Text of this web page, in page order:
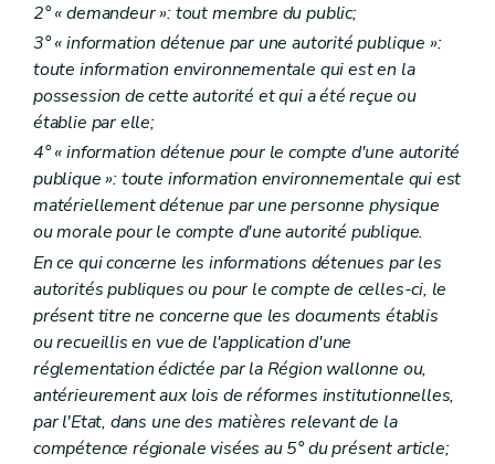
Chapitre VII Incidences transfrontières
Art. R 83
Art. R 84
Art. R 85
Chapitre VIII Dispositions abrogatoires et transitoires
Art. R 86
Partie VI Conventions environnementales
Annexe
Annexe
Annexe
Annexe
Annexe
2° « demandeur »: tout membre du public;
3° « information détenue par une autorité publique »:
toute information environnementale qui est en la
possession de cette autorité et qui a été reçue ou
établie par elle;
4° « information détenue pour le compte d'une autorité
publique »: toute information environnementale qui est
matériellement détenue par une personne physique
ou morale pour le compte d'une autorité publique.
En ce qui concerne les informations détenues par les
autorités publiques ou pour le compte de celles-ci, le
présent titre ne concerne que les documents établis
ou recueillis en vue de l'application d'une
réglementation édictée par la Région wallonne ou,
antérieurement aux lois de réformes institutionnelles,
par l'Etat, dans une des matières relevant de la
compétence régionale visées au 5° du présent article;